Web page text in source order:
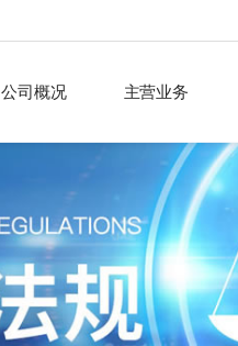
公司概况 主营业务